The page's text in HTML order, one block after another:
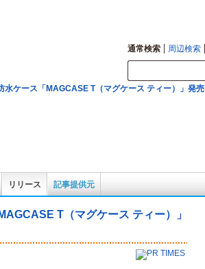
通常検索 周辺検索
水ケース「MAGCASE T（マグケース ティー）」発売
リリース 記事提供元
T（マグケース ティー）」